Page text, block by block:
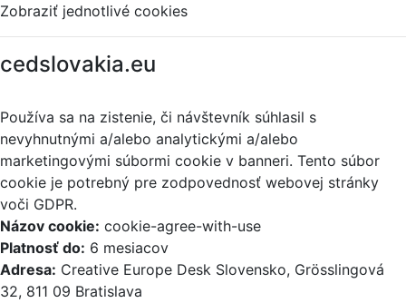
Zobraziť jednotlivé cookies
cedslovakia.eu
Používa sa na zistenie, či návštevník súhlasil s
nevyhnutnými a/alebo analytickými a/alebo
marketingovými súbormi cookie v banneri. Tento súbor
cookie je potrebný pre zodpovednosť webovej stránky
voči GDPR.
Názov cookie: cookie-agree-with-use
Platnosť do: 6 mesiacov
Adresa: Creative Europe Desk Slovensko, Grösslingová
32, 811 09 Bratislava